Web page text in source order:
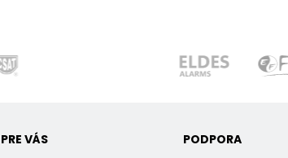
PRE VÁS PODPORA